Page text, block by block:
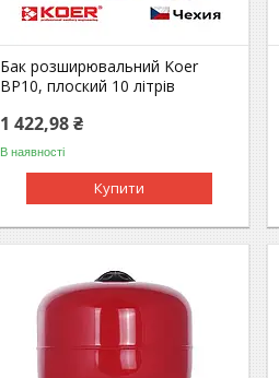
Бак розширювальний Koer
BP10, плоский 10 літрів
1 422,98 ₴
В наявності
Купити